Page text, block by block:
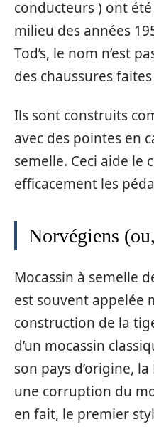
conducteurs ) ont
milieu des années
Tod’s, le nom n’est
des chaussures
Ils sont construits
avec des pointes en
semelle. Ceci aide le
efficacement les
Norvégiens
Mocassin à semelle
est souvent appelée
construction de la
d’un mocassin
son pays d’origine,
une corruption du
en fait, le premier